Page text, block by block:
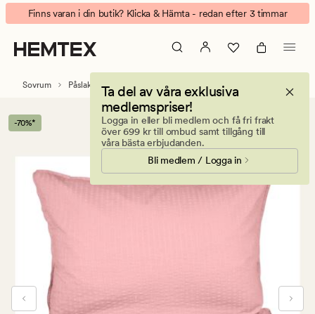
Kensington
påslakanset
bäckebölja
Animerad
banner.
Klicka
på
att
pausa.
Finns varan i din butik? Klicka & Hämta - redan efter 3 timmar
Ta del av våra exklusiva
medlemspriser!
Logga in eller bli medlem och få fri frakt
över 699 kr till ombud samt tillgång till
våra bästa erbjudanden.
Bli medlem / Logga in
Sovrum Påslakanset Bäckebölja påslakanset
-70%*